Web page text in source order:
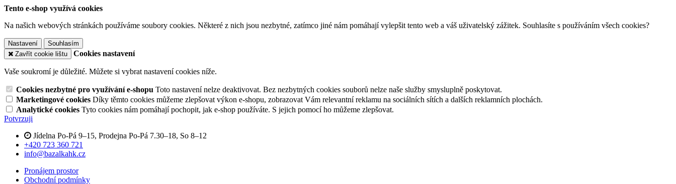
Tento e-shop využívá cookies
Na našich webových stránkách používáme soubory cookies. Některé z nich jsou nezbytné, zatímco jiné nám pomáhají vylepšit tento web a váš uživatelský zážitek. Souhlasíte s používáním všech cookies?
Nastavení
Souhlasím
Zavřít cookie lištu
Cookies nastavení
Vaše soukromí je důležité. Můžete si vybrat nastavení cookies níže.
Cookies nezbytné pro využívání e-shopu Toto nastavení nelze deaktivovat. Bez nezbytných cookies souborů nelze naše služby smysluplně poskytovat.
Marketingové cookies Díky těmto cookies můžeme zlepšovat výkon e-shopu, zobrazovat Vám relevantní reklamu na sociálních sítích a dalších reklamních plochách.
Analytické cookies Tyto cookies nám pomáhají pochopit, jak e-shop používáte. S jejich pomocí ho můžeme zlepšovat.
Potvrzuji
Jídelna Po-Pá 9–15, Prodejna Po-Pá 7.30–18, So 8–12
+420 723 360 721
info@bazalkahk.cz
Pronájem prostor
Obchodní podmínky